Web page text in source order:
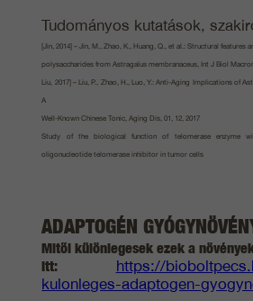
Tudományos kutatások,
[Jin, 2014] – Jin, M., Zhao, K., Huang, Q., et al.: Structural
polysaccharides from Astragalus membranaceus, Int J Biol
Liu, 2017] – Liu, P., Zhao, H., Luo, Y.: Anti-Aging Implications of
A
Well-Known Chinese Tonic, Aging Dis, 01, 12, 2017
Study of the biological function of telomerase enzyme
oligonucleotide telomerase inhibitor in tumor cells
ADAPTOGÉN
Mitől különlegesek ezek a
Itt:
https://
kulonleges-adaptogen-